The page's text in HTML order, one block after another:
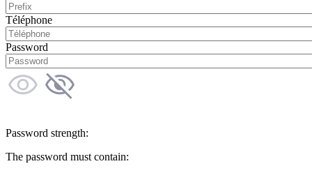
Téléphone
Password
Password strength:
The password must contain: